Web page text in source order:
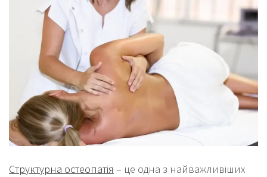
Структурна остеопатія – це одна з найважливіших